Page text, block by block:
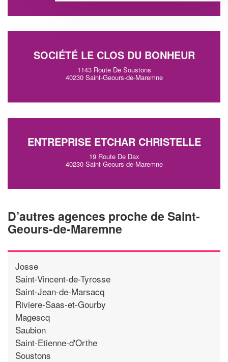
SOCIÉTÉ LE CLOS DU BONHEUR
1143 Route De Soustons
40230 Saint-Geours-de-Maremne
ENTREPRISE ETCHAR CHRISTELLE
19 Route De Dax
40230 Saint-Geours-de-Maremne
D’autres agences proche de Saint-
Geours-de-Maremne
Josse
Saint-Vincent-de-Tyrosse
Saint-Jean-de-Marsacq
Riviere-Saas-et-Gourby
Magescq
Saubion
Saint-Etienne-d'Orthe
Soustons